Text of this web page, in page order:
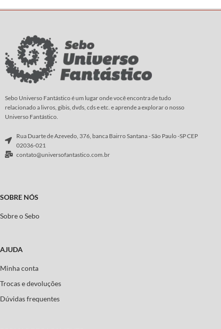
Sebo Universo Fantástico é um lugar onde você encontra de tudo
relacionado a livros, gibis, dvds, cds e etc. e aprende a explorar o nosso
Universo Fantástico.
Rua Duarte de Azevedo, 376, banca Bairro Santana - São Paulo -SP CEP
02036-021
contato@universofantastico.com.br
SOBRE NÓS
Sobre o Sebo
AJUDA
Minha conta
Trocas e devoluções
Dúvidas frequentes